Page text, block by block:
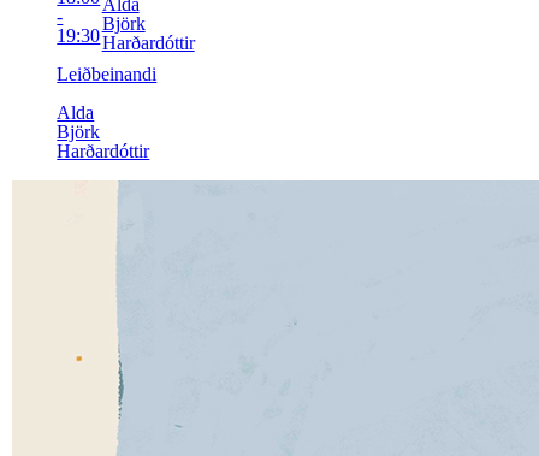
-
19:30
Leiðbeinandi
Alda
Björk
Harðardóttir
Björk
Harðardóttir